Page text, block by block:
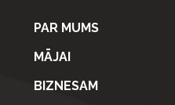
PAR MUMS
MĀJAI
BIZNESAM